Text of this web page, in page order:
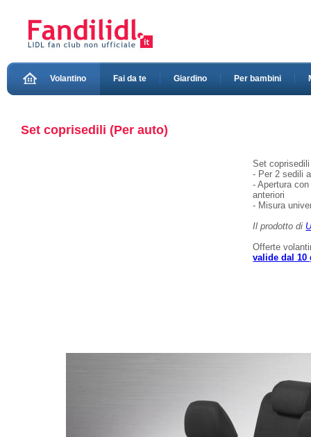
Volantino Fai da te Giardino Per bambini
Set coprisedili (Per auto)
Set
- Per 2 sedili
- Apertura
anteriori
- Misura
Il prodotto di
Offerte
valide dal 10